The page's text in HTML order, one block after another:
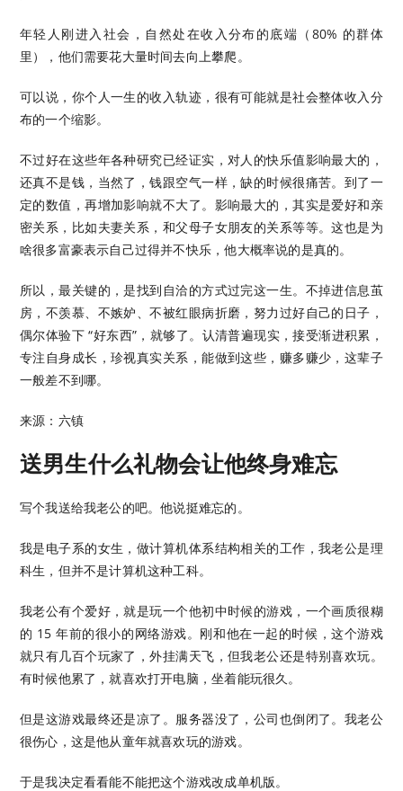
年轻人刚进入社会，自然处在收入分布的底端（80% 的群体
里），他们需要花大量时间去向上攀爬。
可以说，你个人一生的收入轨迹，很有可能就是社会整体收入分
布的一个缩影。
不过好在这些年各种研究已经证实，对人的快乐值影响最大的，
还真不是钱，当然了，钱跟空气一样，缺的时候很痛苦。到了一
定的数值，再增加影响就不大了。影响最大的，其实是爱好和亲
密关系，比如夫妻关系，和父母子女朋友的关系等等。这也是为
啥很多富豪表示自己过得并不快乐，他大概率说的是真的。
所以，最关键的，是找到自洽的方式过完这一生。不掉进信息茧
房，不羡慕、不嫉妒、不被红眼病折磨，努力过好自己的日子，
偶尔体验下 “好东西”，就够了。认清普遍现实，接受渐进积累，
专注自身成长，珍视真实关系，能做到这些，赚多赚少，这辈子
一般差不到哪。
来源：六镇
送男生什么礼物会让他终身难忘
写个我送给我老公的吧。他说挺难忘的。
我是电子系的女生，做计算机体系结构相关的工作，我老公是理
科生，但并不是计算机这种工科。
我老公有个爱好，就是玩一个他初中时候的游戏，一个画质很糊
的 15 年前的很小的网络游戏。刚和他在一起的时候，这个游戏
就只有几百个玩家了，外挂满天飞，但我老公还是特别喜欢玩。
有时候他累了，就喜欢打开电脑，坐着能玩很久。
但是这游戏最终还是凉了。服务器没了，公司也倒闭了。我老公
很伤心，这是他从童年就喜欢玩的游戏。
于是我决定看看能不能把这个游戏改成单机版。